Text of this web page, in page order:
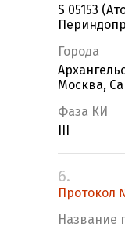
S 05153
Города
Москва,
Фаза КИ
6.
Протокол
Название